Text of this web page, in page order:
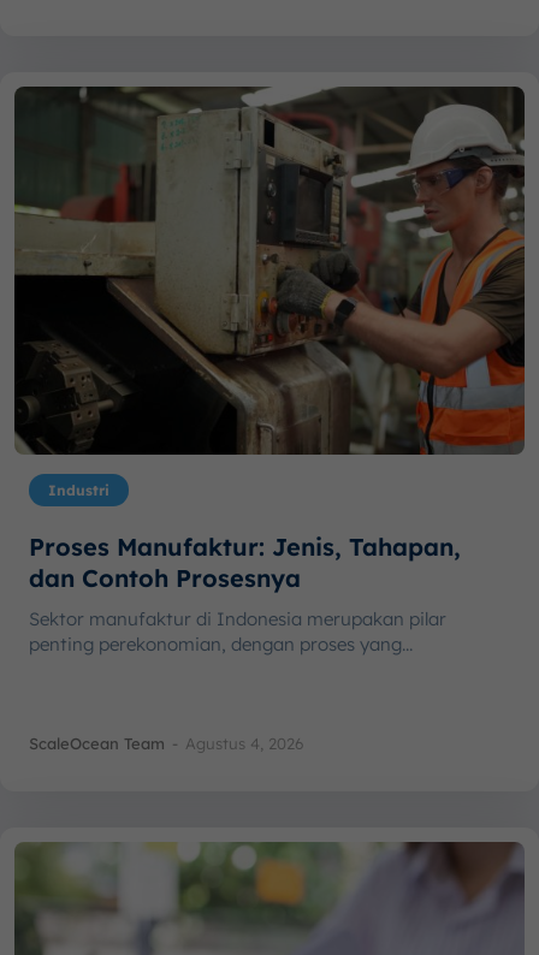
Industri
Proses Manufaktur: Jenis, Tahapan,
dan Contoh Prosesnya
Sektor manufaktur di Indonesia merupakan pilar
penting perekonomian, dengan proses yang...
ScaleOcean Team - Agustus 4, 2026